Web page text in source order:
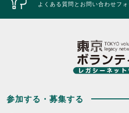
よくある質問とお問い合わせフ
参加する・募集する